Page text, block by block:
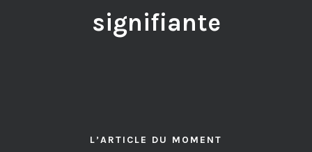
signifiante
L’ARTICLE DU MOMENT